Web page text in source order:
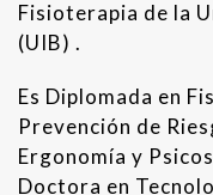
Fisioterapia de la
(UIB) .
Es Diplomada en
Prevención de
Ergonomía y
Doctora en